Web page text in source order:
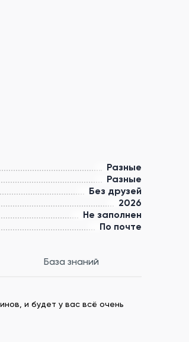
Разные
Разные
Без друзей
2026
Не заполнен
По почте
База знаний
и будет у вас всё очень